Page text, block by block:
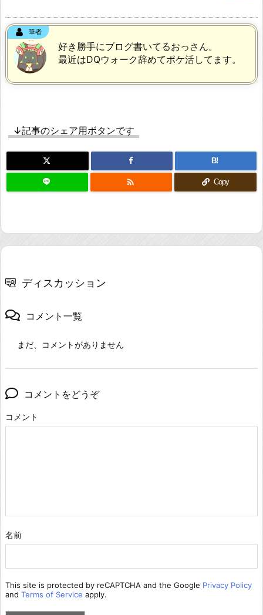
筆者
好き勝手にブログ書いてるおっさん。
最近はDQウォーク辞めてポケ活してます。
↓記事のシェア用ボタンです
B!
 Copy
ディスカッション
コメント一覧
まだ、コメントがありません
コメントをどうぞ
コメント
名前
This site is protected by reCAPTCHA and the Google Privacy Policy
and Terms of Service apply.